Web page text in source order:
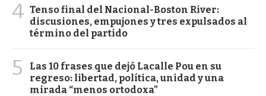
4 Tenso final del Nacional-Boston River:
discusiones, empujones y tres expulsados al
término del partido
5
Las 10 frases que dejó Lacalle Pou en su
regreso: libertad, política, unidad y una
mirada “menos ortodoxa”